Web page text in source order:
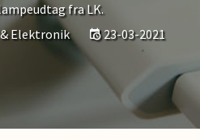
fra LK.
Elektronik 23-03-2021